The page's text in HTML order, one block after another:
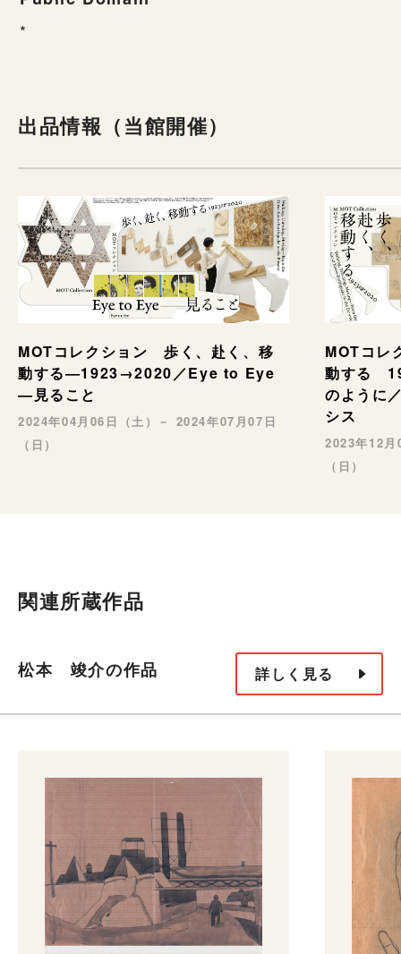
*
出品情報（当館開催）
MOTコレクション 歩く、赴く、移
動する―1923→2020／Eye to Eye
—見ること
2024年04月06日（土）－ 2024年07月07日
（日）
MOTコレ
動する
のように
シス
2023年12
（日）
関連所蔵作品
松本 竣介の作品 詳しく見る